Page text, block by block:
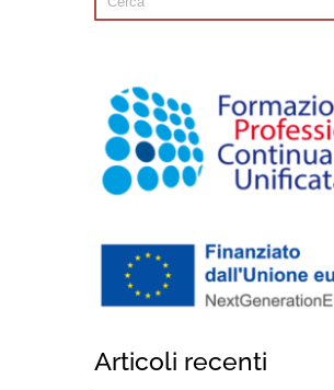
Articoli recenti